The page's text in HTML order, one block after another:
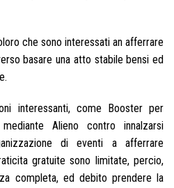
che sono interessati an afferrare
basare una atto stabile bensi ed
interessanti, come Booster per
Alieno contro innalzarsi
di eventi a afferrare
gratuite sono limitate, percio,
completa, ed debito prendere la